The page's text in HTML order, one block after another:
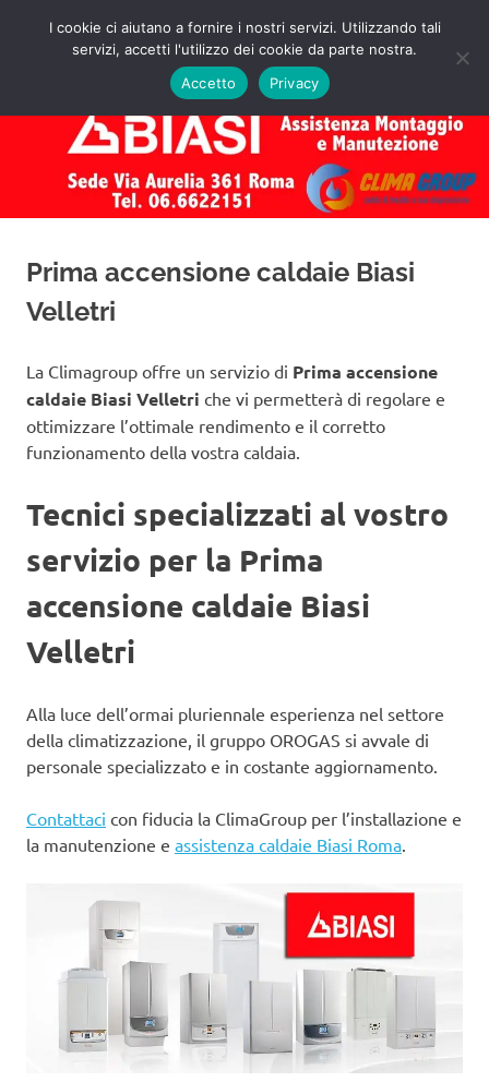
Assistenza
Caldaie
Biasi
Roma
Preventivo!
MENU
Prima accensione caldaie Biasi
Velletri
La Climagroup offre un servizio di Prima accensione
caldaie Biasi Velletri che vi permetterà di regolare e
ottimizzare l’ottimale rendimento e il corretto
funzionamento della vostra caldaia.
Tecnici specializzati al vostro
servizio per la Prima
accensione caldaie Biasi
Velletri
Alla luce dell’ormai pluriennale esperienza nel settore
della climatizzazione, il gruppo OROGAS si avvale di
personale specializzato e in costante aggiornamento.
Contattaci con fiducia la ClimaGroup per l’installazione e
la manutenzione e assistenza caldaie Biasi Roma.
I cookie ci aiutano a fornire i nostri servizi. Utilizzando tali
servizi, accetti l'utilizzo dei cookie da parte nostra.
Accetto
Privacy